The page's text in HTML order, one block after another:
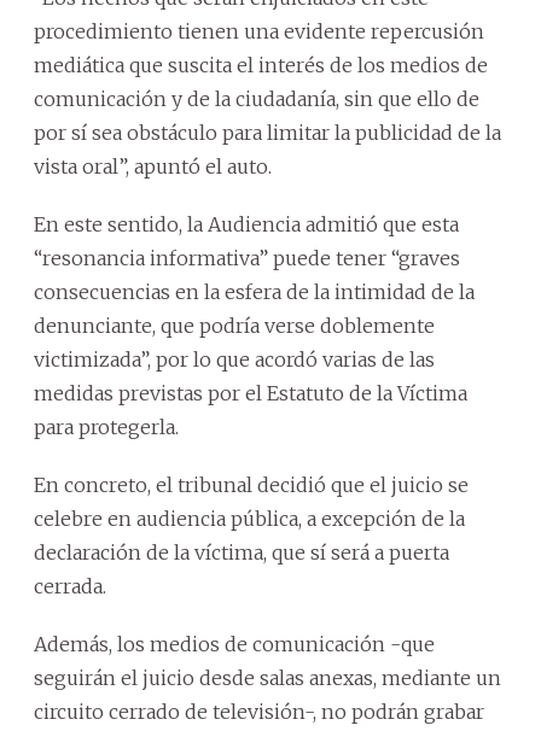
procedimiento tienen una evidente repercusión
mediática que suscita el interés de los medios de
comunicación y de la ciudadanía, sin que ello de
por sí sea obstáculo para limitar la publicidad de la
vista oral”, apuntó el auto.
En este sentido, la Audiencia admitió que esta
“resonancia informativa” puede tener “graves
consecuencias en la esfera de la intimidad de la
denunciante, que podría verse doblemente
victimizada”, por lo que acordó varias de las
medidas previstas por el Estatuto de la Víctima
para protegerla.
En concreto, el tribunal decidió que el juicio se
celebre en audiencia pública, a excepción de la
declaración de la víctima, que sí será a puerta
cerrada.
Además, los medios de comunicación -que
seguirán el juicio desde salas anexas, mediante un
circuito cerrado de televisión-, no podrán grabar